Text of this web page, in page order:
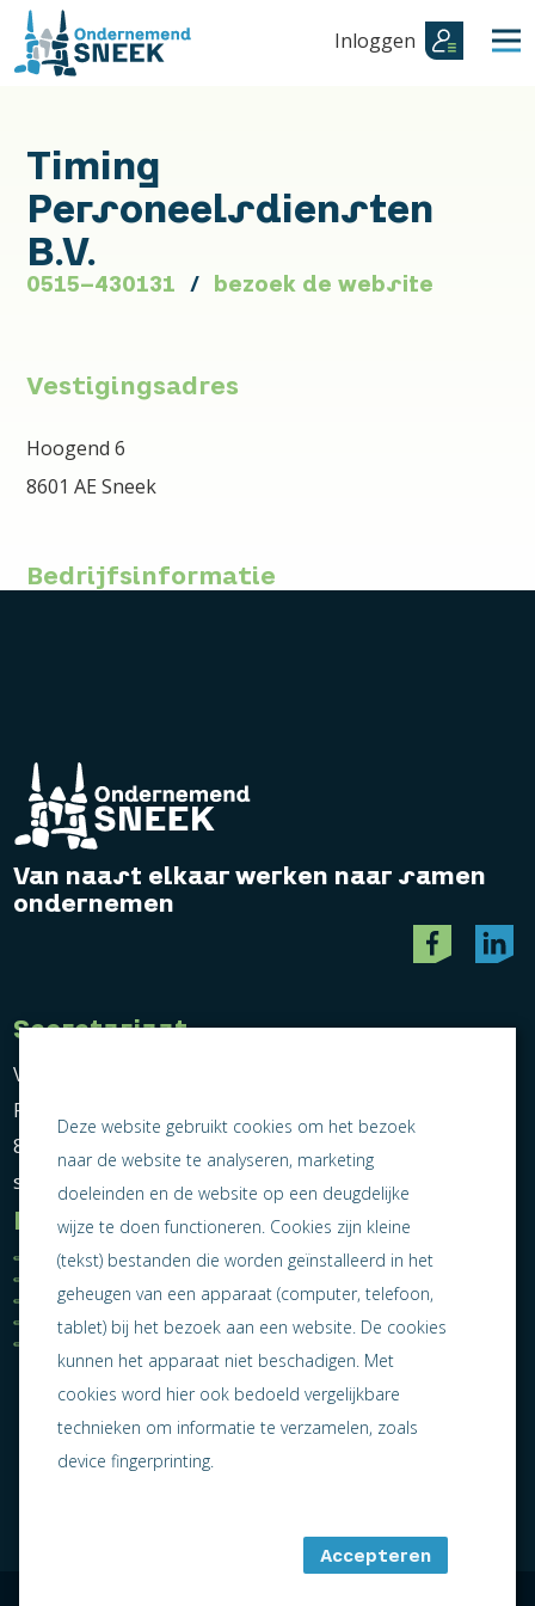
Inloggen
Timing
Personeelsdiensten
B.V.
0515-430131 bezoek de website
Vestigingsadres
Hoogend 6
8601 AE Sneek
Bedrijfsinformatie
Van naast elkaar werken naar samen
ondernemen
Secretariaat
Vereniging Ondernemend Sneek
Postbus 464
8600 AL Sneek
secretariaat@ondernemendsneek.nl
Informatie
Ledenoverzicht
Algemene voorwaarden
Privacy statement
Jaarverslag 2025
Nieuws
Lid worden
Contact
Deze website gebruikt cookies om het bezoek
naar de website te analyseren, marketing
doeleinden en de website op een deugdelijke
wijze te doen functioneren. Cookies zijn kleine
(tekst) bestanden die worden geïnstalleerd in het
geheugen van een apparaat (computer, telefoon,
tablet) bij het bezoek aan een website. De cookies
kunnen het apparaat niet beschadigen. Met
cookies word hier ook bedoeld vergelijkbare
technieken om informatie te verzamelen, zoals
device fingerprinting.
Accepteren